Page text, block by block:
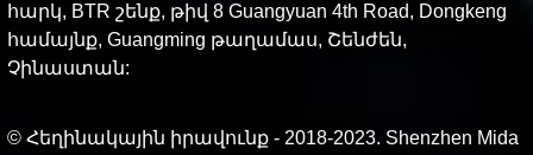
հարկ, BTR շենք, թիվ 8 Guangyuan 4th Road, Dongkeng
համայնք, Guangming թաղամաս, Շենժեն,
Չինաստան:
© Հեղինակային իրավունք - 2018-2023. Shenzhen Mida